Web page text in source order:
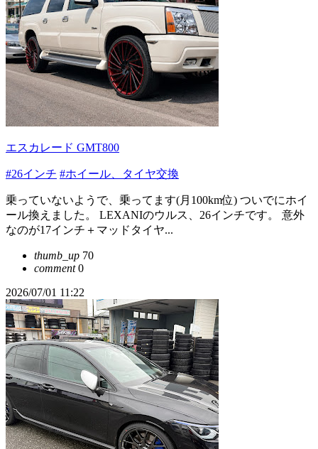
エスカレード GMT800
#26インチ #ホイール、タイヤ交換
乗っていないようで、乗ってます(月100km位) ついでにホイ
ール換えました。 LEXANIのウルス、26インチです。 意外
なのが17インチ＋マッドタイヤ...
thumb_up 70
comment0
2026/07/01 11:22